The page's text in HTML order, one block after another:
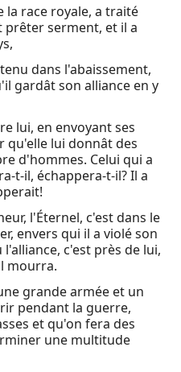
la race royale, a traité
prêter serment, et il a
dans l'abaissement,
gardât son alliance en y
lui, en envoyant ses
qu'elle lui donnât des
d'hommes. Celui qui a
t-il, échappera-t-il? Il a
l'Éternel, c'est dans le
envers qui il a violé son
c'est près de lui,
mourra.
grande armée et un
pendant la guerre,
et qu'on fera des
une multitude